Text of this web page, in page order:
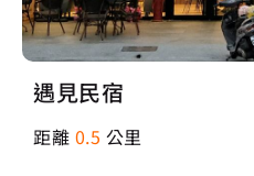
遇見民宿
距離 0.5 公里